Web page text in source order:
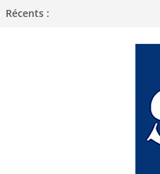
Récents :